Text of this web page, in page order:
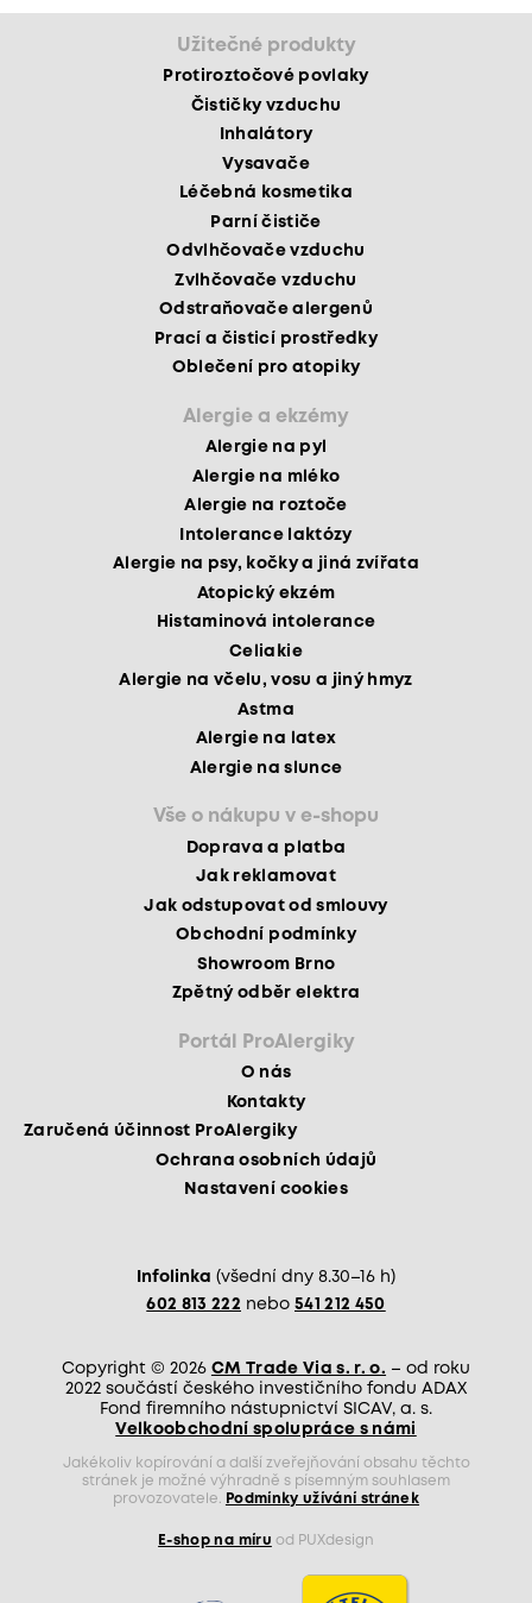
Užitečné produkty
Protiroztočové povlaky
Čističky vzduchu
Inhalátory
Vysavače
Léčebná kosmetika
Parní čističe
Odvlhčovače vzduchu
Zvlhčovače vzduchu
Odstraňovače alergenů
Prací a čisticí prostředky
Oblečení pro atopiky
Alergie a ekzémy
Alergie na pyl
Alergie na mléko
Alergie na roztoče
Intolerance laktózy
Alergie na psy, kočky a jiná zvířata
Atopický ekzém
Histaminová intolerance
Celiakie
Alergie na včelu, vosu a jiný hmyz
Astma
Alergie na latex
Alergie na slunce
Vše o nákupu v e-shopu
Doprava a platba
Jak reklamovat
Jak odstupovat od smlouvy
Obchodní podmínky
Showroom Brno
Zpětný odběr elektra
Portál ProAlergiky
O nás
Kontakty
Zaručená účinnost ProAlergiky
Ochrana osobních údajů
Nastavení cookies
Infolinka (všední dny 8.30–16 h)
602 813 222 nebo 541 212 450
Copyright © 2026 CM Trade Via s. r. o. – od roku
2022 součástí českého investičního fondu ADAX
Fond firemního nástupnictví SICAV, a. s.
Velkoobchodní spolupráce s námi
Jakékoliv kopírování a další zveřejňování obsahu těchto
stránek je možné výhradně s písemným souhlasem
provozovatele.
Podmínky užívání stránek
E-shop na míru od PUXdesign